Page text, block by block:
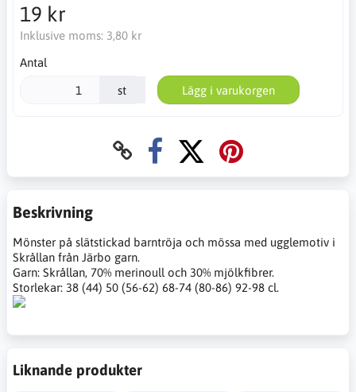
19 kr
Inklusive moms: 3,80 kr
Antal
st Lägg i varukorgen
Beskrivning
Mönster på slätstickad barntröja och mössa med ugglemotiv i
Skrållan från Järbo garn.
Garn: Skrållan, 70% merinoull och 30% mjölkfibrer.
Storlekar: 38 (44) 50 (56-62) 68-74 (80-86) 92-98 cl.
Liknande produkter